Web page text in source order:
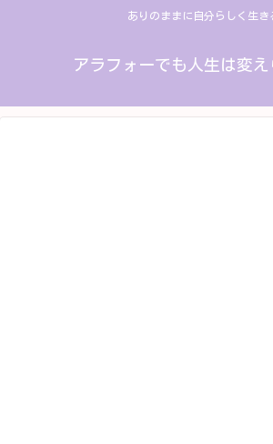
ありのままに自分らしく生き
アラフォーでも人生は変え